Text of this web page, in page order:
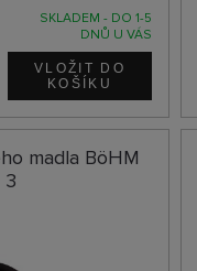
SKLADEM - DO 1-5
DNŮ U VÁS
madla BöHM
3